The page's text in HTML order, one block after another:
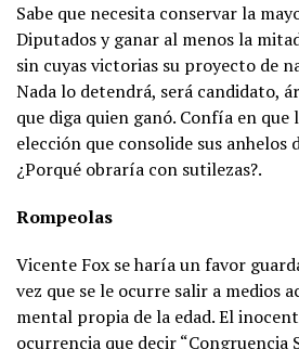
Sabe que necesita conservar la
Diputados y ganar al menos la
sin cuyas victorias su proyecto de
Nada lo detendrá, será candidato,
que diga quien ganó. Confía en que
elección que consolide sus anhelos
¿Porqué obraría con sutilezas?.
Rompeolas
Vicente Fox se haría un favor
vez que se le ocurre salir a medios
mental propia de la edad. El
ocurrencia que decir “Congruencia